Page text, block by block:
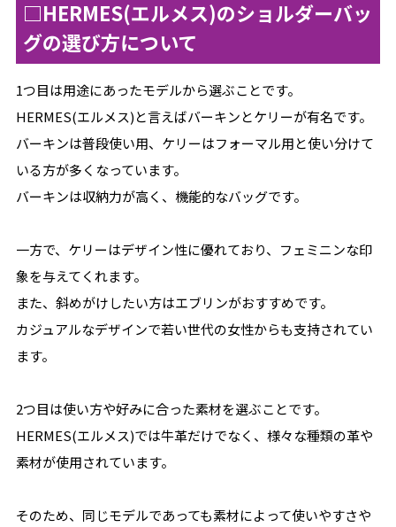
□HERMES(エルメス)のショルダーバッ
グの選び方について
1つ目は用途にあったモデルから選ぶことです。
HERMES(エルメス)と言えばバーキンとケリーが有名です。
バーキンは普段使い用、ケリーはフォーマル用と使い分けて
いる方が多くなっています。
バーキンは収納力が高く、機能的なバッグです。
一方で、ケリーはデザイン性に優れており、フェミニンな印
象を与えてくれます。
また、斜めがけしたい方はエブリンがおすすめです。
カジュアルなデザインで若い世代の女性からも支持されてい
ます。
2つ目は使い方や好みに合った素材を選ぶことです。
HERMES(エルメス)では牛革だけでなく、様々な種類の革や
素材が使用されています。
そのため、同じモデルであっても素材によって使いやすさや